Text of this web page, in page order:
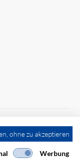
ohne zu akzeptieren
Werbung